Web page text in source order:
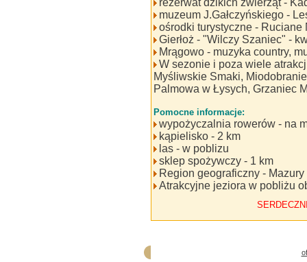
rezerwat dzikich zwierząt -
muzeum J.Gałczyńskiego -
ośrodki turystyczne - Ruciane
Gierłoż - "Wilczy Szaniec" -
Mrągowo - muzyka country,
W sezonie i poza wiele
Myśliwskie Smaki,
Palmowa w Łysych, Grzaniec
Pomocne informacje:
wypożyczalnia rowerów - na
kąpielisko - 2 km
las - w poblizu
sklep spożywczy - 1 km
Region geograficzny - Mazury
Atrakcyjne jeziora w pobliżu